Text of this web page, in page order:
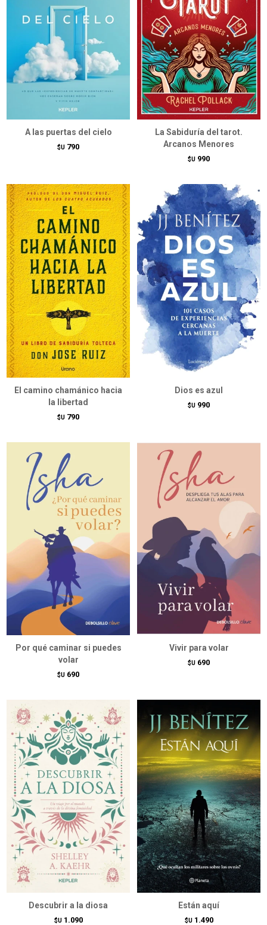
A las puertas del cielo
$U 790
La Sabiduría del tarot.
Arcanos Menores
$U 990
El camino chamánico hacia
la libertad
$U 790
Dios es azul
$U 990
Por qué caminar si puedes
volar
$U 690
Vivir para volar
$U 690
Descubrir a la diosa
$U 1.090
Están aquí
$U 1.490